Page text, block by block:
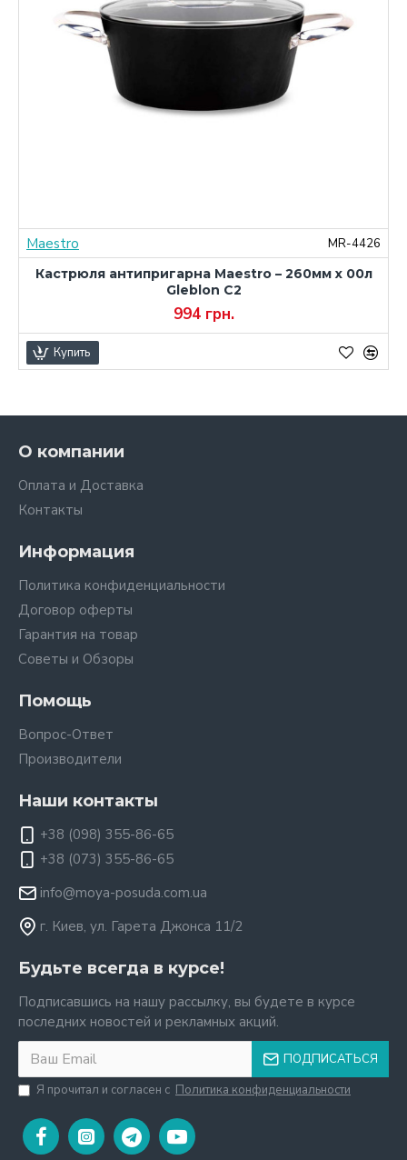
Maestro
MR-4426
Кастрюля антипригарна Maestro – 260мм x 00л
Gleblon C2
994 грн.
Купить
О компании
Оплата и Доставка
Контакты
Информация
Политика конфиденциальности
Договор оферты
Гарантия на товар
Советы и Обзоры
Помощь
Вопрос-Ответ
Производители
Наши контакты
+38 (098) 355-86-65
+38 (073) 355-86-65
info@moya-posuda.com.ua
г. Киев, ул. Гарета Джонса 11/2
Будьте всегда в курсе!
Подписавшись на нашу рассылку, вы будете в курсе
последних новостей и рекламных акций.
ПОДПИСАТЬСЯ
Я прочитал и согласен с Политика конфиденциальности